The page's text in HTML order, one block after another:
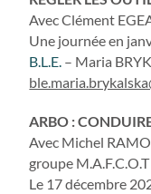
Avec Clément
Une journée en
B.L.E. – Maria
ARBO :
Avec Michel
groupe M.A.F.C.O.T
Le 17 décembre